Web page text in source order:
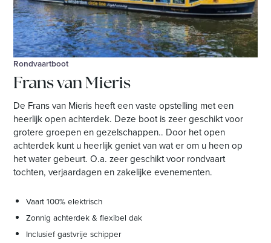
Rondvaartboot
Frans van Mieris
De Frans van Mieris heeft een vaste opstelling met een
heerlijk open achterdek. Deze boot is zeer geschikt voor
grotere groepen en gezelschappen.. Door het open
achterdek kunt u heerlijk geniet van wat er om u heen op
het water gebeurt. O.a. zeer geschikt voor rondvaart
tochten, verjaardagen en zakelijke evenementen.
Vaart 100% elektrisch
Zonnig achterdek & flexibel dak
Inclusief gastvrije schipper